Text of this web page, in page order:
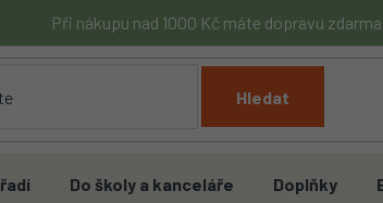
Při nákupu nad 1000 Kč máte dopravu
Hledat
Do školy a kanceláře Doplňky